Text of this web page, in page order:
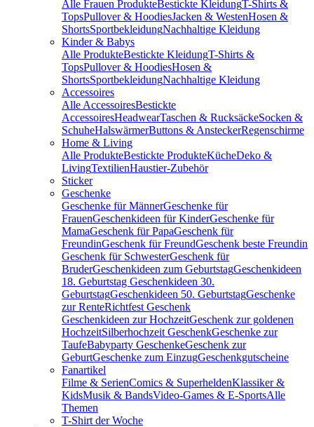
Alle Frauen ProdukteBestickte KleidungT-Shirts &
TopsPullover & HoodiesJacken & WestenHosen &
ShortsSportbekleidungNachhaltige Kleidung
Kinder & Babys
Alle ProdukteBestickte KleidungT-Shirts &
TopsPullover & HoodiesHosen &
ShortsSportbekleidungNachhaltige Kleidung
Accessoires
Alle AccessoiresBestickte
AccessoiresHeadwearTaschen & RucksäckeSocken &
SchuheHalswärmerButtons & AnsteckerRegenschirme
Home & Living
Alle ProdukteBestickte ProdukteKücheDeko &
LivingTextilienHaustier-Zubehör
Sticker
Geschenke
Geschenke für MännerGeschenke für
FrauenGeschenkideen für KinderGeschenke für
MamaGeschenk für PapaGeschenk für
FreundinGeschenk für FreundGeschenk beste Freundin
Geschenk für SchwesterGeschenk für
BruderGeschenkideen zum GeburtstagGeschenkideen
18. Geburtstag Geschenkideen 30.
GeburtstagGeschenkideen 50. GeburtstagGeschenke
zur RenteRichtfest Geschenk
Geschenkideen zur HochzeitGeschenk zur goldenen
HochzeitSilberhochzeit GeschenkGeschenke zur
TaufeBabyparty GeschenkeGeschenk zur
GeburtGeschenke zum EinzugGeschenkgutscheine
Fanartikel
Filme & SerienComics & SuperheldenKlassiker &
KidsMusik & BandsVideo-Games & E-SportsAlle
Themen
T-Shirt der Woche